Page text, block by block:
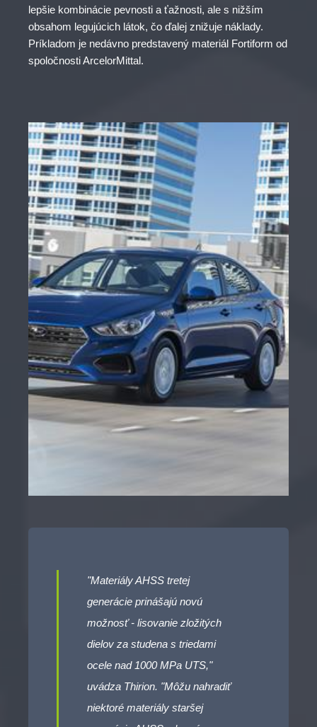
lepšie kombinácie pevnosti a ťažnosti, ale s nižším
obsahom legujúcich látok, čo ďalej znižuje náklady.
Príkladom je nedávno predstavený materiál Fortiform od
spoločnosti ArcelorMittal.
"Materiály AHSS tretej
generácie prinášajú novú
možnosť - lisovanie zložitých
dielov za studena s triedami
ocele nad 1000 MPa UTS,"
uvádza Thirion. "Môžu nahradiť
niektoré materiály staršej